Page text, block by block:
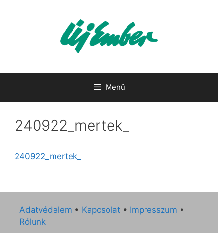
Menü
240922_mertek_
240922_mertek_
Adatvédelem • Kapcsolat • Impresszum •
Rólunk